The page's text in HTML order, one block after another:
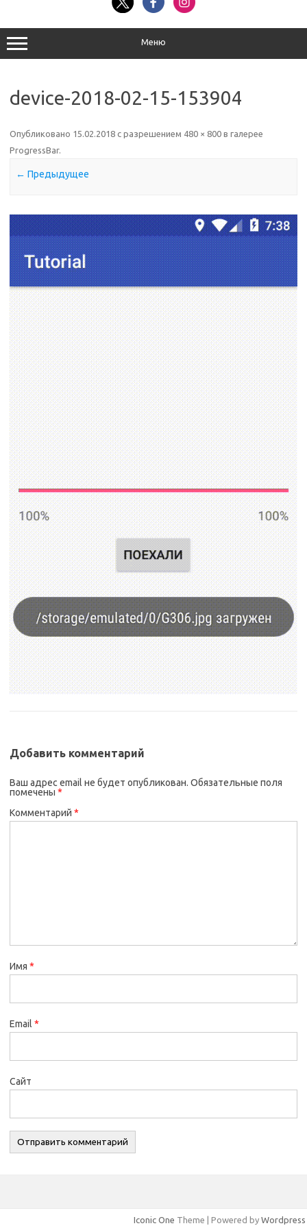
Меню
device-2018-02-15-153904
Опубликовано 15.02.2018 с разрешением 480 × 800 в галерее
ProgressBar.
← Предыдущее
Добавить комментарий
Ваш адрес email не будет опубликован. Обязательные поля
помечены *
Комментарий *
Имя *
Email *
Сайт
Iconic One Theme | Powered by Wordpress